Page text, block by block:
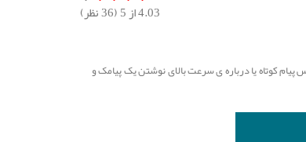
4.03از 5 ( 36نظر)
پیام کوتاه یا درباره ی سرعت بالای نوشتن یک پیامک و